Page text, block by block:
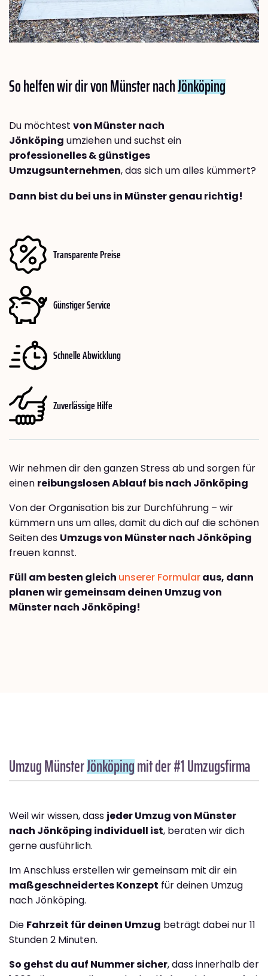
So helfen wir dir von Münster nachJönköping
Du möchtest von Münster nach
Jönköping umziehen und suchst ein
professionelles & günstiges
Umzugsunternehmen, das sich um alles kümmert?
Dann bist du bei uns in Münster genau richtig!
Transparente Preise
Günstiger Service
Schnelle Abwicklung
Zuverlässige Hilfe
Wir nehmen dir den ganzen Stress ab und sorgen für
einen reibungslosen Ablauf bis nach Jönköping
Von der Organisation bis zur Durchführung – wir
kümmern uns um alles, damit du dich auf die schönen
Seiten des Umzugs von Münster nach Jönköping
freuen kannst.
Füll am besten gleich unserer Formularaus, dann
planen wir gemeinsam deinen Umzug von
Münster nach Jönköping!
Umzug MünsterJönköpingmit der #1 Umzugsfirma
Weil wir wissen, dass jeder Umzug von Münster
nach Jönköping individuell ist, beraten wir dich
gerne ausführlich.
Im Anschluss erstellen wir gemeinsam mit dir ein
maßgeschneidertes Konzept für deinen Umzug
nach Jönköping.
Die Fahrzeit für deinen Umzug beträgt dabei nur 11
Stunden 2 Minuten.
So gehst du auf Nummer sicher, dass innerhalb der